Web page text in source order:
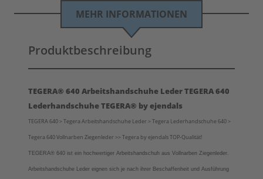
MEHR INFORMATIONEN
Produktbeschreibung
TEGERA® 640 Arbeitshandschuhe Leder TEGERA 640
Lederhandschuhe TEGERA® by ejendals
TEGERA 640 > Tegera Arbeitshandschuhe Leder > Tegera Lederhandschuhe 640 >
Tegera 640 Vollnarben Ziegenleder >> Tegera by ejendals TOP-Qualität!
TEGERA® 640 ist ein hochwertiger Arbeitshandschuh aus Vollnarben Ziegenleder.
Arbeitshandschuhe Leder eignen sich je nach ihrer Beschaffenheit und Ausführung